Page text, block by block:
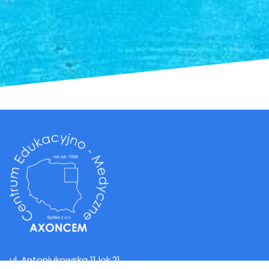
ul. Antoniukowska 11 lok.21